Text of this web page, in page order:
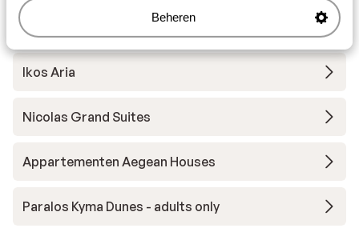
Beheren
Lango Design Hotel - adults only
Ikos Aria
Nicolas Grand Suites
Appartementen Aegean Houses
Paralos Kyma Dunes - adults only